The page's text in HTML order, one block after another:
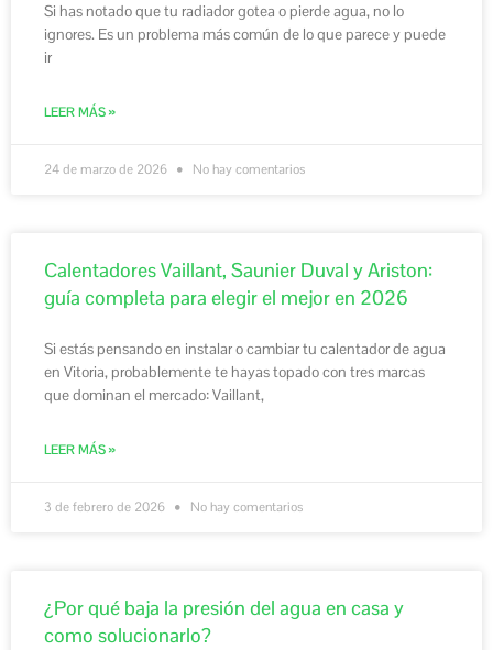
Si has notado que tu radiador gotea o pierde agua, no lo
ignores. Es un problema más común de lo que parece y puede
ir
LEER MÁS »
24 de marzo de 2026 No hay comentarios
Calentadores Vaillant, Saunier Duval y Ariston:
guía completa para elegir el mejor en 2026
Si estás pensando en instalar o cambiar tu calentador de agua
en Vitoria, probablemente te hayas topado con tres marcas
que dominan el mercado: Vaillant,
LEER MÁS »
3 de febrero de 2026 No hay comentarios
¿Por qué baja la presión del agua en casa y
como solucionarlo?